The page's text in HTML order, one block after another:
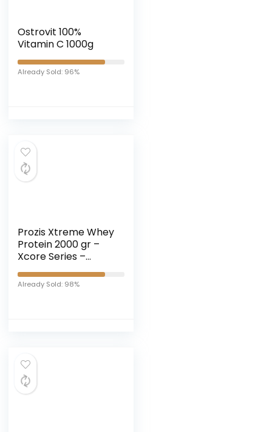
Ostrovit 100%
Vitamin C 1000g
Already Sold: 96%
Prozis Xtreme Whey
Protein 2000 gr –
Xcore Series –
Proteine (biscotto e
crema)
Already Sold: 98%